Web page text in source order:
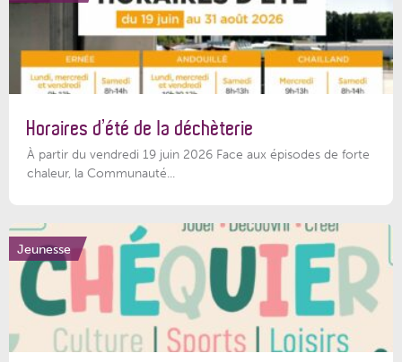
Horaires d’été de la déchèterie
À partir du vendredi 19 juin 2026 Face aux épisodes de forte
chaleur, la Communauté...
Jeunesse